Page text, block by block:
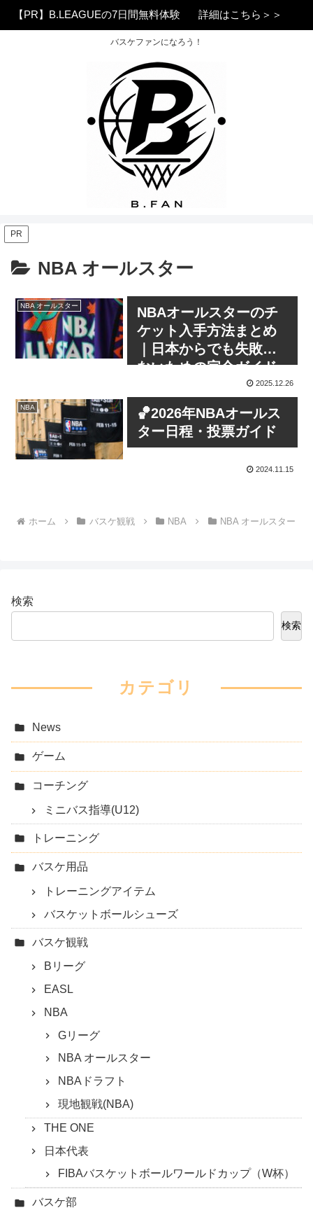
【PR】B.LEAGUEの7日間無料体験 詳細はこちら＞＞
バスケファンになろう！
PR
NBA オールスター
NBA オールスター
NBAオールスターのチ
ケット入手方法まとめ
｜日本からでも失敗し
ないための完全ガイド
2025.12.26
NBA
🏀2026年NBAオールス
ター日程・投票ガイド
2024.11.15
ホーム バスケ観戦 NBA NBA オールスター
検索
検索
カテゴリ
News
ゲーム
コーチング
ミニバス指導(U12)
トレーニング
バスケ用品
トレーニングアイテム
バスケットボールシューズ
バスケ観戦
Bリーグ
EASL
NBA
Gリーグ
NBA オールスター
NBAドラフト
現地観戦(NBA)
THE ONE
日本代表
FIBAバスケットボールワールドカップ（W杯）
バスケ部